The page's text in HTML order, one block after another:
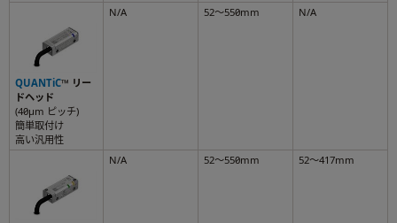
QUANTiC™ リー
ドヘッド
(40µm ピッチ)
簡単取付け
高い汎用性
N/A 52～550mm N/A
N/A 52～550mm 52～417mm